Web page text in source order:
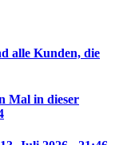
alle Kunden, die
Mal in dieser